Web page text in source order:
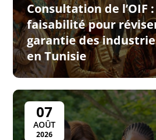
Consultation de l’OIF
faisabilité pour
garantie des
en Tunisie
07
AOÛT
2026